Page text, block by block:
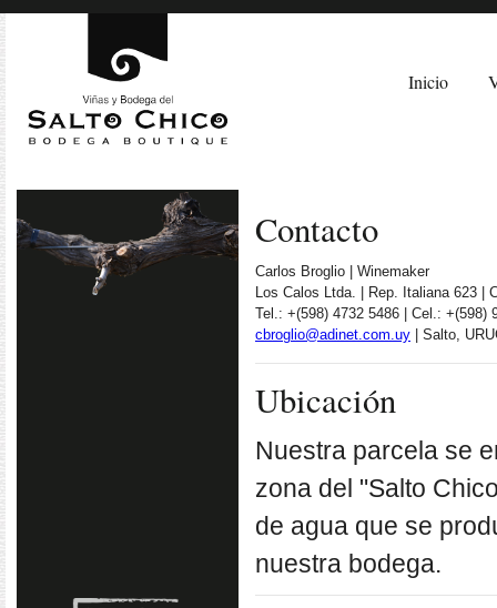
Inicio
Contacto
Carlos Broglio | Winemaker
Los Calos Ltda. | Rep. Italiana 623 |
Tel.: +(598) 4732 5486 | Cel.: +(598)
cbroglio@adinet.com.uy | Salto,
Ubicación
Nuestra parcela se
zona del "Salto
de agua que se
nuestra bodega.